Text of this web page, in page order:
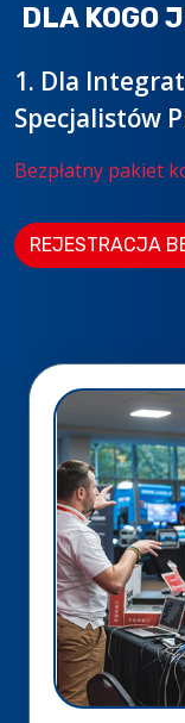
DLA KOGO
1. Dla
Specjalistów
Bezpłatny pakiet
REJESTRACJA